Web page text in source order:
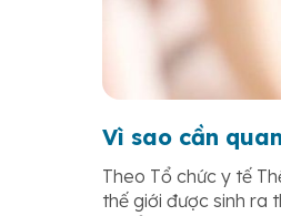
Vì sao cần
Theo Tổ chức y tế
thế giới được sinh ra